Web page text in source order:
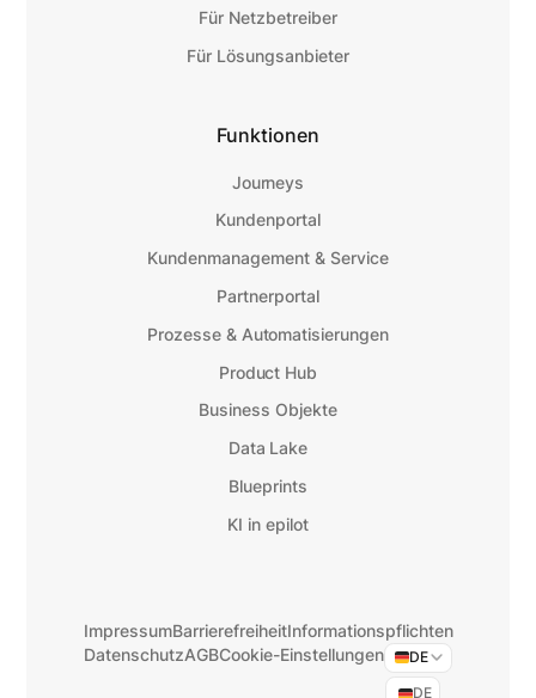
Für Netzbetreiber
Für Lösungsanbieter
Funktionen
Journeys
Kundenportal
Kundenmanagement & Service
Partnerportal
Prozesse & Automatisierungen
Product Hub
Business Objekte
Data Lake
Blueprints
KI in epilot
ImpressumBarrierefreiheitInformationspflichten
DatenschutzAGBCookie-Einstellungen DE
DE